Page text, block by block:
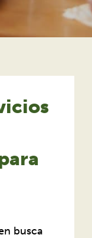
busca